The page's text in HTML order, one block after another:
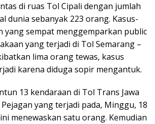
di ruas Tol Cipali dengan jumlah
dunia sebanyak 223 orang. Kasus-
yang sempat menggemparkan public
yang terjadi di Tol Semarang –
lima orang tewas, kasus
karena diduga sopir mengantuk.
13 kendaraan di Tol Trans Jawa
yang terjadi pada, Minggu, 18
menewaskan satu orang. Kemudian